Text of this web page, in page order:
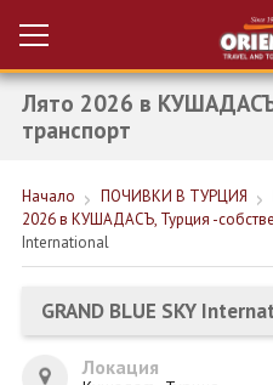
Вход за агенти
НОВА ГОДИНА ТУРЦИЯ
НОВА ГОДИНА
ПОЧИВКИ
КРУИЗИ
Лято 2026 в
транспорт
Начало ПОЧИВКИ В ТУРЦИЯ
2026 в КУШАДАСЪ, Турция -
International
GRAND BLUE SKY
Локация